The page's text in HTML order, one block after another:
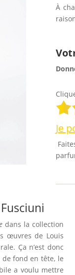
À
Je
dans la collection
œuvres de Louis
Ça n’est donc
de fond en tête, le
a voulu mettre